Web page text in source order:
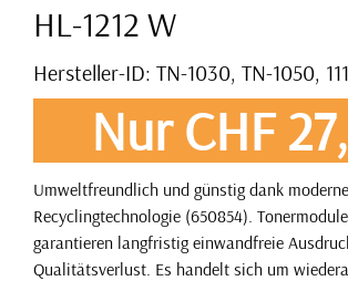
HL-1212 W
Hersteller-ID: TN-1030, TN-1050,
Nur CHF
Umweltfreundlich und günstig dank
Recyclingtechnologie (650854).
garantieren langfristig einwandfreie
Qualitätsverlust. Es handelt sich um